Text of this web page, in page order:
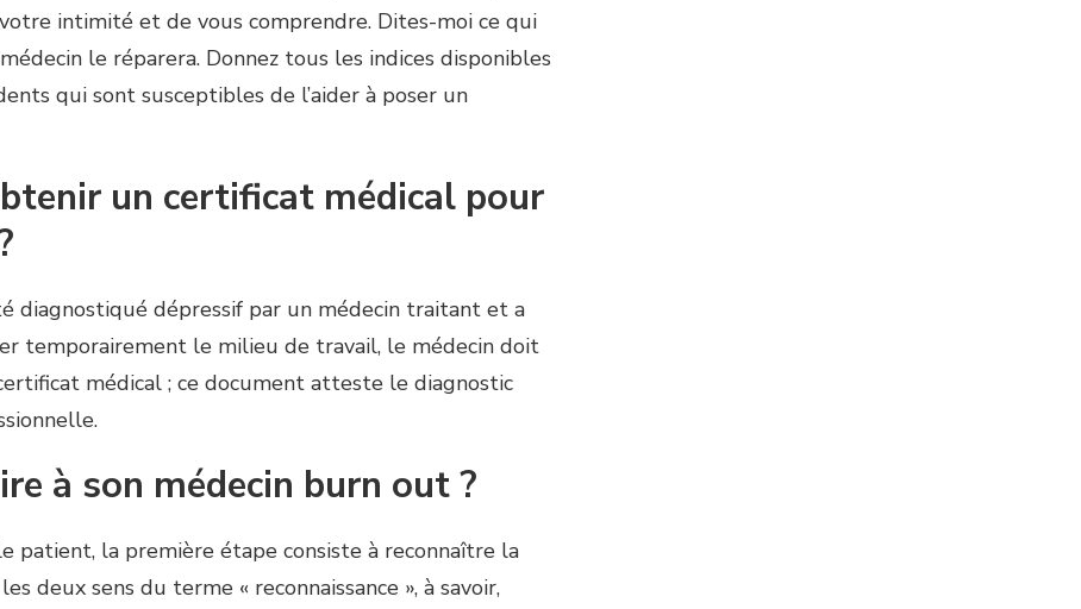
intimité et de vous comprendre. Dites-moi ce qui
le réparera. Donnez tous les indices disponibles
qui sont susceptibles de l’aider à poser un
un certificat médical pour
diagnostiqué dépressif par un médecin traitant et a
temporairement le milieu de travail, le médecin doit
médical ; ce document atteste le diagnostic
à son médecin burn out ?
patient, la première étape consiste à reconnaître la
deux sens du terme « reconnaissance », à savoir,